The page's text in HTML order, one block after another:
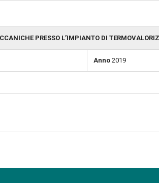
PRESSO L’IMPIANTO DI
Anno 2019